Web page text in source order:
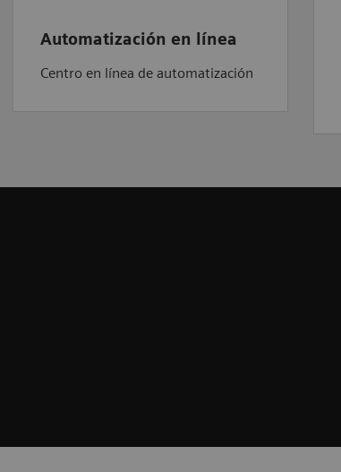
Automatización en línea
Centro en línea de automatización